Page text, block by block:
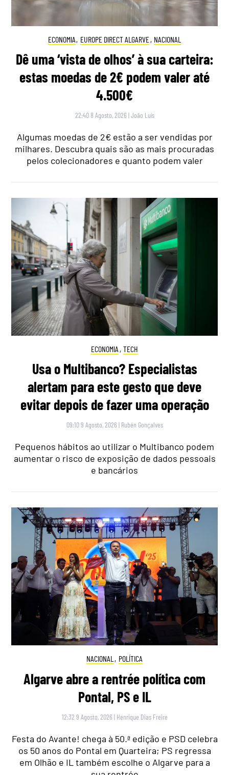
ECONOMIA, EUROPE DIRECT ALGARVE, NACIONAL
Dê uma ‘vista de olhos’ à sua carteira:
estas moedas de 2€ podem valer até
4.500€
22:40 8 Agosto, 2026 |João Luís
Algumas moedas de 2€ estão a ser vendidas por
milhares. Descubra quais são as mais procuradas
pelos colecionadores e quanto podem valer
ECONOMIA , TECH
Usa o Multibanco? Especialistas
alertam para este gesto que deve
evitar depois de fazer uma operação
09:10 9 Agosto, 2026 | Rubén Gonçalves
Pequenos hábitos ao utilizar o Multibanco podem
aumentar o risco de exposição de dados pessoais
e bancários
NACIONAL , POLÍTICA
Algarve abre a rentrée política com
Pontal, PS e IL
12:32 9 Agosto, 2026 | Henrique Dias Freire
Festa do Avante! chega à 50.ª edição e PSD celebra
os 50 anos do Pontal em Quarteira; PS regressa
em Olhão e IL também escolhe o Algarve para a